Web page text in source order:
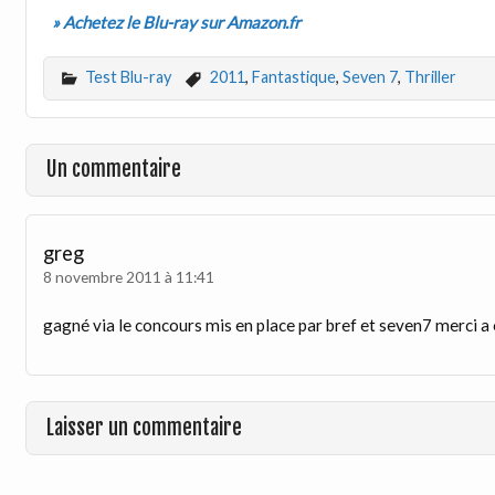
» Achetez le Blu-ray sur Amazon.fr
Test Blu-ray 2011, Fantastique, Seven 7, Thriller
Un commentaire
greg
8 novembre 2011 à 11:41
gagné via le concours mis en place par bref et seven7 merci a
Laisser un commentaire